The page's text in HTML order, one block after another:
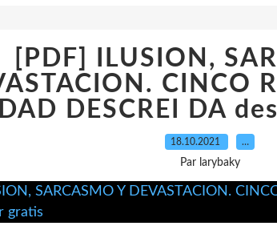
[PDF] ILUSION,
CINCO
DESCREI DA
18.10.2021 …
Par larybaky